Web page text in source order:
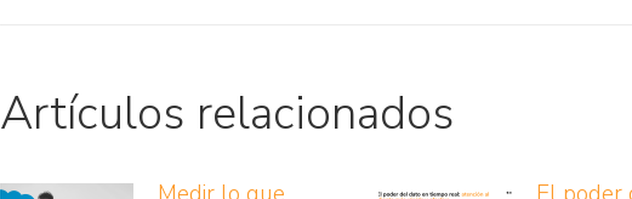
Artículos relacionados